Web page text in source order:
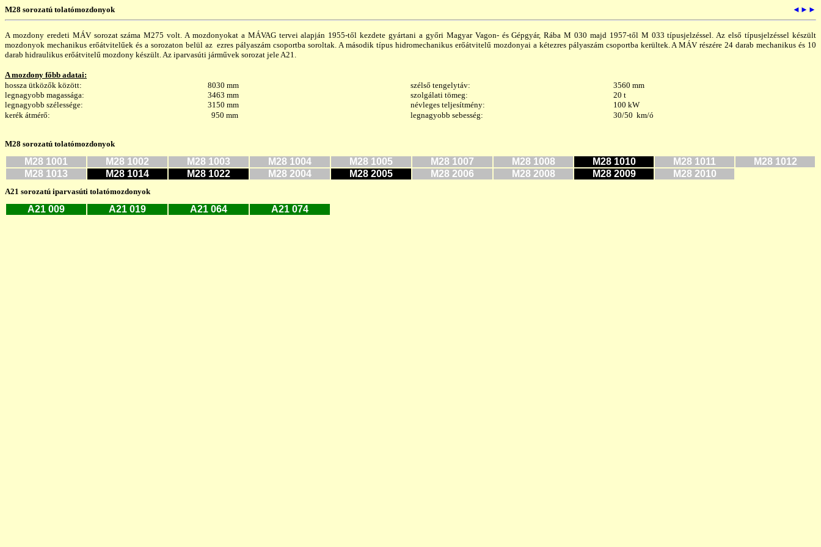
M28 sorozatú tolatómozdonyok ◄ ► ►
A mozdony eredeti MÁV sorozat száma M275 volt. A mozdonyokat a MÁVAG tervei alapján 1955-től kezdete gyártani a győri Magyar Vagon- és Gépgyár, Rába M 030 majd 1957-től M 033 típusjelzéssel. Az első típusjelzéssel készült
mozdonyok mechanikus erőátvitelűek és a sorozaton belül az ezres pályaszám csoportba soroltak. A második típus hidromechanikus erőátvitelű mozdonyai a kétezres pályaszám csoportba kerültek. A MÁV részére 24 darab mechanikus és 10
darab hidraulikus erőátvitelű mozdony készült. Az iparvasúti járművek sorozat jeleA21.
A mozdony főbb adatai:
hossza ütközők között:
8030 mm szélső tengelytáv:
3560 mm
legnagyobb magassága:
3463 mm szolgálati tömeg:
20 t
legnagyobb szélessége:
3150 mm névleges teljesítmény:
100 kW
kerék átmérő:
950 mm legnagyobb sebesség: 30/50 km/ó
M28 sorozatú tolatómozdonyok
M28 1001 M28 1002 M28 1003 M28 1004 M28 1005 M28 1007 M28 1008 M28 1010 M28 1011
M28 1012
M28 1013
M28 1014 M28 1022 M28 2004 M28 2005 M28 2006 M28 2008 M28 2009 M28 2010
A21 sorozatú iparvasúti tolatómozdonyok
A21 009 A21 019 A21 064 A21 074